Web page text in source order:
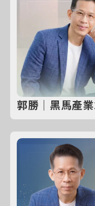
郭勝｜黑馬產業